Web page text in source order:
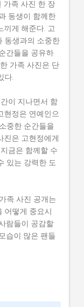
가족 사진 한 장
동생이 함께한
끼게 해준다. 고
동생과의 소중한
간들을 공유하
가족 사진은 단
다.
이 지나면서 함
현정은 연예인으
중한 순간들을
진은 고현정에게
금은 함께할 수
있는 강력한 도
족 사진 공개는
어떻게 중요시
람들이 공감할
습이 많은 팬들